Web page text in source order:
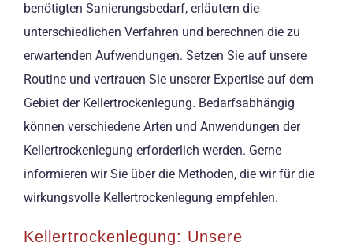
benötigten Sanierungsbedarf, erläutern die
unterschiedlichen Verfahren und berechnen die zu
erwartenden Aufwendungen. Setzen Sie auf unsere
Routine und vertrauen Sie unserer Expertise auf dem
Gebiet der Kellertrockenlegung. Bedarfsabhängig
können verschiedene Arten und Anwendungen der
Kellertrockenlegung erforderlich werden. Gerne
informieren wir Sie über die Methoden, die wir für die
wirkungsvolle Kellertrockenlegung empfehlen.
Kellertrockenlegung: Unsere